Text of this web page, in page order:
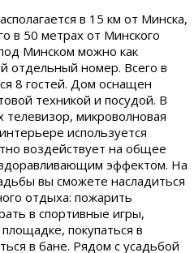
в 15 км от Минска,
в 50 метрах от Минского
Минском можно как
отдельный номер. Всего в
8 гостей. Дом оснащен
техникой и посудой. В
микроволновая
используется
воздействует на общее
эффектом. На
вы сможете насладиться
отдыха: пожарить
в спортивные игры,
покупаться в
в бане. Рядом с усадьбой